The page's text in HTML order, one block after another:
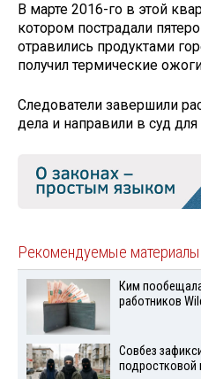
В марте 2016-го в этой
котором пострадали
отравились продуктами
получил термические
Следователи завершили
дела и направили в суд
Рекомендуемые материалы
Ким
работников
Совбез
подростковой